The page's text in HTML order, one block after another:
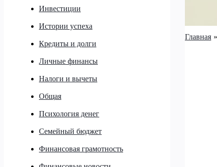
Инвестиции
Истории успеха
Кредиты и долги
Личные финансы
Налоги и вычеты
Общая
Психология денег
Семейный бюджет
Финансовая грамотность
Главная